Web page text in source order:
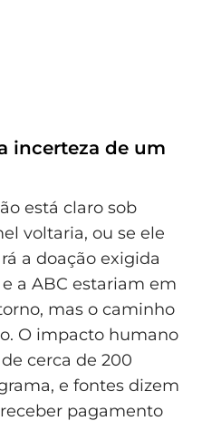
incerteza de um
está claro sob
voltaria, ou se ele
a doação exigida
a ABC estariam em
mas o caminho
O impacto humano
cerca de 200
e fontes dizem
pagamento